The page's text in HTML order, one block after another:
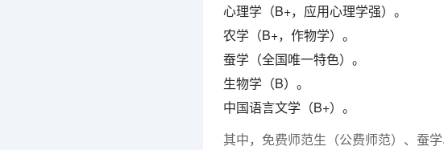
心理学（B+，应用心理学强）。
农学（B+，作物学）。
蚕学（全国唯一特色）。
生物学（B）。
中国语言文学（B+）。
其中，免费师范生（公费师范）、蚕